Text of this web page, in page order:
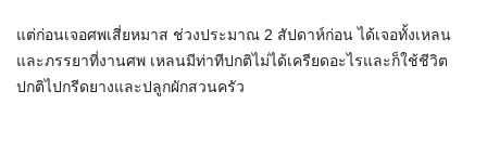
แต่ก่อนเจอศพเสี่ยหมาส ช่วงประมาณ 2 สัปดาห์ก่อน ได้เจอทั้งเหลน
และภรรยาที่งานศพ เหลนมีท่าทีปกติไม่ได้เครียดอะไรและก็ใช้ชีวิต
ปกติไปกรีดยางและปลูกผักสวนครัว